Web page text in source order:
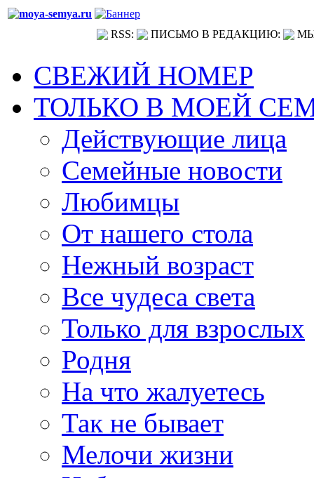
RSS: ПИСЬМО В РЕДАКЦИЮ:
СВЕЖИЙ НОМЕР
ТОЛЬКО В МОЕЙ
Действующие лица
Семейные новости
Любимцы
От нашего стола
Нежный возраст
Все чудеса света
Только для взрослых
Родня
На что жалуетесь
Так не бывает
Мелочи жизни